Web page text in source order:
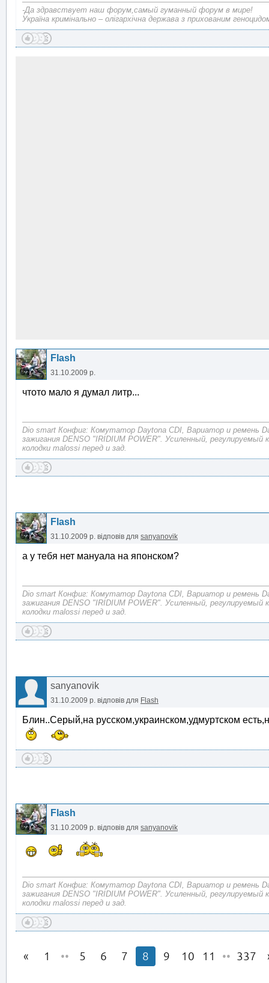
-Да здравствует наш форум,самый гуманный форум в мире!
Україна кримінально – олігархічна держава з прихованим
Flash
31.10.2009 р.
чтото мало я думал литр...
Dio smart Конфиг: Комутатор Daytona CDI, Вариатор и ремень
зажигания DENSO "IRIDIUM POWER". Усиленный,
колодки malossi перед и зад.
Flash
31.10.2009 р. відповів для sanyanovik
а у тебя нет мануала на японском?
Dio smart Конфиг: Комутатор Daytona CDI, Вариатор и ремень
зажигания DENSO "IRIDIUM POWER". Усиленный,
колодки malossi перед и зад.
sanyanovik
31.10.2009 р. відповів для Flash
Блин..Серый,на русском,украинском,удмуртском
Flash
31.10.2009 р. відповів для sanyanovik
Dio smart Конфиг: Комутатор Daytona CDI, Вариатор и ремень
зажигания DENSO "IRIDIUM POWER". Усиленный,
колодки malossi перед и зад.
1 •• 5 6 7 8 9 10 11 •• 337